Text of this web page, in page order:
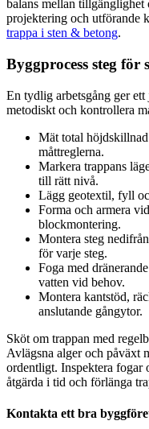
balans mellan
projektering och utförande
trappa i sten & betong.
Byggprocess steg för
En tydlig arbetsgång ger
metodiskt och kontrollera
Mät total
måttreglerna.
Markera trappans
till rätt nivå.
Lägg geotextil, fyll
Forma och armera
blockmontering.
Montera steg
för varje steg.
Foga med
vatten vid behov.
Montera kantstöd,
anslutande gångytor.
Sköt om trappan med
Avlägsna alger och påväxt
ordentligt. Inspektera fogar
åtgärda i tid och förlänga
Kontakta ett bra